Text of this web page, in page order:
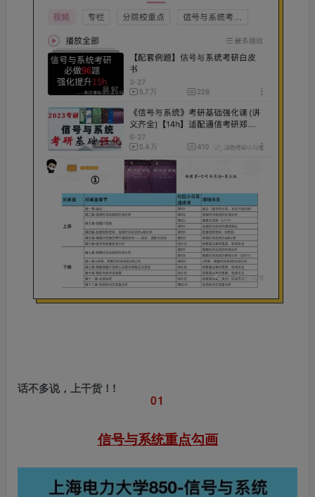
话不多说，上干货！!
01
信号与系统重点勾画